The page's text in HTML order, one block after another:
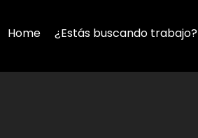
Home ¿Estás buscando trabajo?